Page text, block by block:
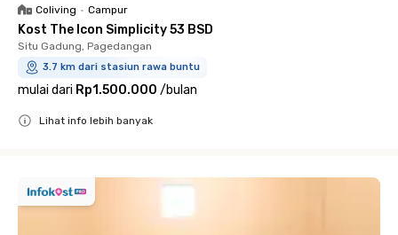
Coliving • Campur
Kost The Icon Simplicity 53 BSD
Situ Gadung, Pagedangan
3.7 km dari stasiun rawa buntu
mulai dari Rp1.500.000 /bulan
Lihat info lebih banyak